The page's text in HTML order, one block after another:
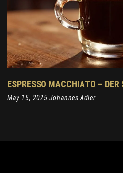
ESPRESSO MACCHIATO – DER
May 15, 2025 Johannes Adler